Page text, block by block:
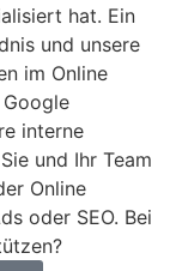
hat. Ein
und unsere
im Online
interne
und Ihr Team
Online
oder SEO. Bei